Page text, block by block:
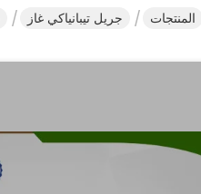
المنتجات جريل تيبانياكي غاز